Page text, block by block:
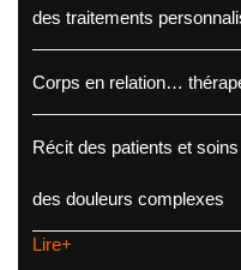
des traitements
Corps en relation…
Récit des patients et
des douleurs complexes
Lire+